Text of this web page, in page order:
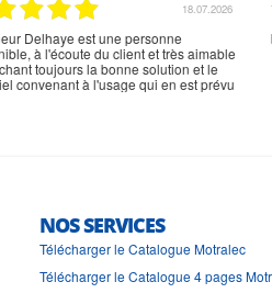
02.07.2026
rien à signaler, très content
NOS SERVICES
Télécharger le Catalogue Motralec
Télécharger le Catalogue 4 pages